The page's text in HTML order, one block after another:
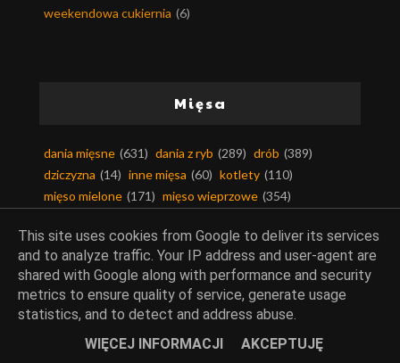
weekendowa cukiernia (6)
Mięsa
dania mięsne (631) dania z ryb (289) drób (389)
dziczyzna (14) inne mięsa (60) kotlety (110)
mięso mielone (171) mięso wieprzowe (354)
słonina (3)
This site uses cookies from Google to deliver its services
and to analyze traffic. Your IP address and user-agent are
shared with Google along with performance and security
metrics to ensure quality of service, generate usage
statistics, and to detect and address abuse.
WIĘCEJ INFORMACJI
AKCEPTUJĘ